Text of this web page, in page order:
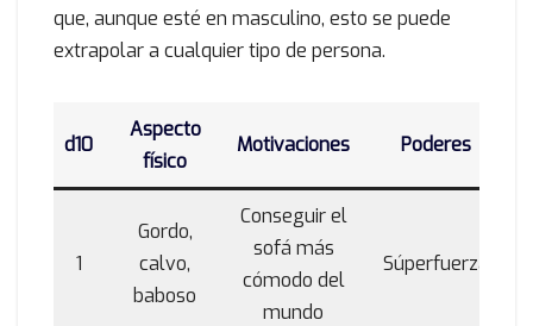
que, aunque esté en masculino, esto se puede
extrapolar a cualquier tipo de persona.
d10
Aspecto
físico
Motivaciones Poderes
1
Gordo,
calvo,
baboso
Conseguir el
sofá más
cómodo del
mundo
Súperfuerza